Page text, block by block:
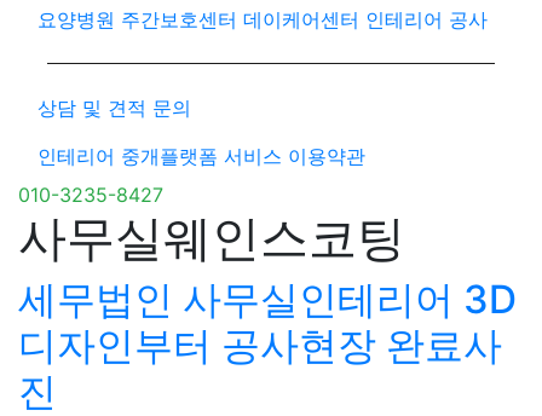
요양병원 주간보호센터 데이케어센터 인테리어 공사
상담 및 견적 문의
인테리어 중개플랫폼 서비스 이용약관
010-3235-8427
사무실웨인스코팅
세무법인 사무실인테리어 3D
디자인부터 공사현장 완료사
진